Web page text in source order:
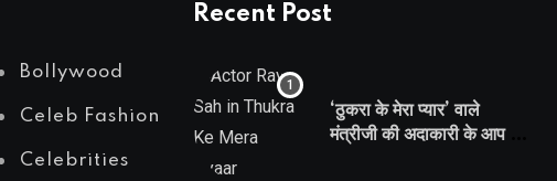
Bollywood
Celeb Fashion
Celebrities
Recent Post
‘ठुकरा के मेरा प्यार’ वाले
मंत्रीजी की अदाकारी के आप भी